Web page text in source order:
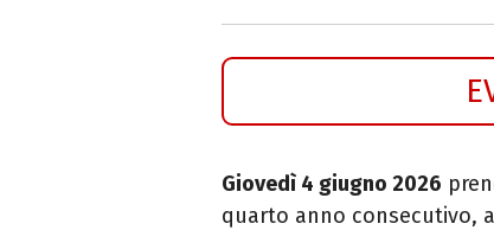
Giovedì 4 giugno 2026
quarto anno consecutivo,